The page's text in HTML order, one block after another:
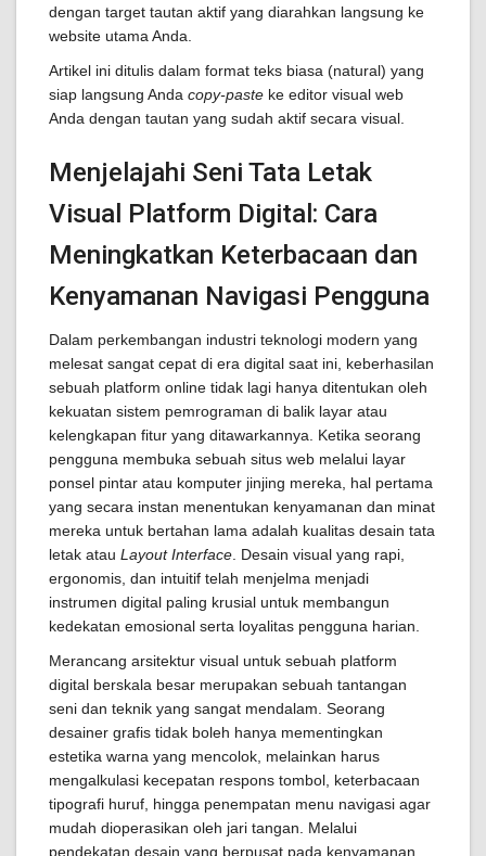
dengan target tautan aktif yang diarahkan langsung ke
website utama Anda.
Artikel ini ditulis dalam format teks biasa (natural) yang
siap langsung Anda copy-paste ke editor visual web
Anda dengan tautan yang sudah aktif secara visual.
Menjelajahi Seni Tata Letak
Visual Platform Digital: Cara
Meningkatkan Keterbacaan dan
Kenyamanan Navigasi Pengguna
Dalam perkembangan industri teknologi modern yang
melesat sangat cepat di era digital saat ini, keberhasilan
sebuah platform online tidak lagi hanya ditentukan oleh
kekuatan sistem pemrograman di balik layar atau
kelengkapan fitur yang ditawarkannya. Ketika seorang
pengguna membuka sebuah situs web melalui layar
ponsel pintar atau komputer jinjing mereka, hal pertama
yang secara instan menentukan kenyamanan dan minat
mereka untuk bertahan lama adalah kualitas desain tata
letak atau Layout Interface . Desain visual yang rapi,
ergonomis, dan intuitif telah menjelma menjadi
instrumen digital paling krusial untuk membangun
kedekatan emosional serta loyalitas pengguna harian.
Merancang arsitektur visual untuk sebuah platform
digital berskala besar merupakan sebuah tantangan
seni dan teknik yang sangat mendalam. Seorang
desainer grafis tidak boleh hanya mementingkan
estetika warna yang mencolok, melainkan harus
mengalkulasi kecepatan respons tombol, keterbacaan
tipografi huruf, hingga penempatan menu navigasi agar
mudah dioperasikan oleh jari tangan. Melalui
pendekatan desain yang berpusat pada kenyamanan